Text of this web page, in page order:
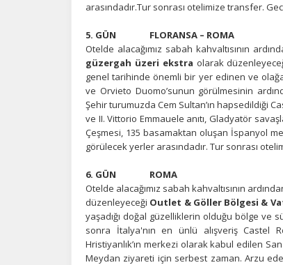
arasındadır.Tur sonrası otelimize transfer.
5. GÜN FLORANSA – ROMA
Otelde alacağımız sabah kahvaltısının
güzergah üzeri ekstra olarak
genel tarihinde önemli bir yer edinen ve
ve Orvieto Duomo’sunun görülmesinin
Şehir turumuzda Cem Sultan’ın hapsedildiği
ve II. Vittorio Emmauele anıtı, Gladyatör
Çeşmesi, 135 basamaktan oluşan İspanyol
görülecek yerler arasındadır. Tur sonrası
6. GÜN ROMA
Otelde alacağımız sabah kahvaltısının
düzenleyeceği Outlet & Göller Bölgesi &
yaşadığı doğal güzelliklerin olduğu bölge ve
sonra İtalya'nın en ünlü alışveriş Castel
Hristiyanlık’ın merkezi olarak kabul edilen
Meydan ziyareti için serbest zaman. Arzu